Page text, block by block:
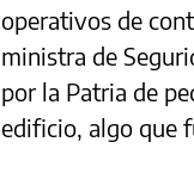
operativos de
ministra de
por la Patria de
edificio, algo que